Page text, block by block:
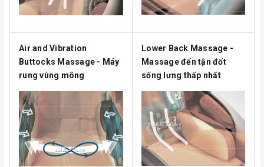
Air and Vibration
Buttocks Massage - Máy
rung vùng mông
Lower Back Massage -
Massage đến tận đốt
sống lưng thấp nhất